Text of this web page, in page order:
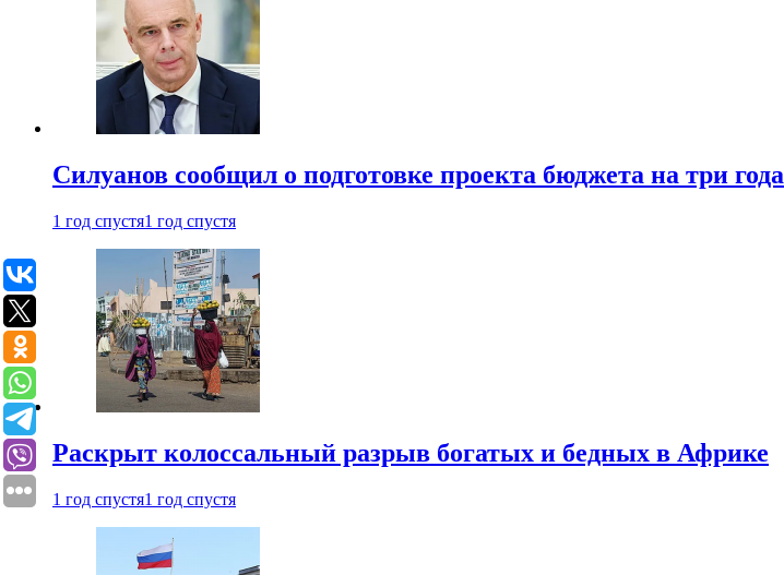
Силуанов сообщил о подготовке проекта бюджета на три года
1 год спустя1 год спустя
Раскрыт колоссальный разрыв богатых и бедных в Африке
1 год спустя1 год спустя